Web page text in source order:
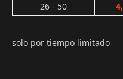
26 - 50
solo por tiempo limitado